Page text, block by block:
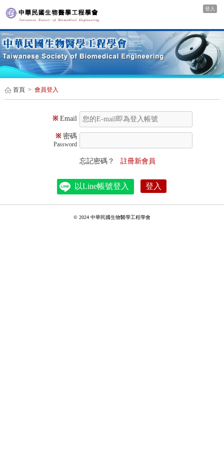
登入
首頁 > 會員登入
※Email
※密碼
Password
忘記密碼？ 註冊新會員
以Line帳號登入 登入
© 2024 中華民國生物醫學工程學會